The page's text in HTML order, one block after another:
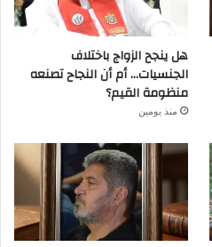
هل ينجح الزواج باختلاف
الجنسيات… أم أن النجاح تصنعه
منظومة القيم؟
منذ يومين